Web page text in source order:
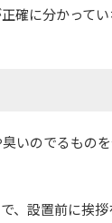
確に分かって
いのでるもの
、設置前に挨